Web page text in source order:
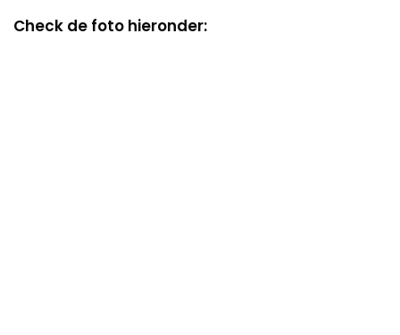
Check de foto hieronder: